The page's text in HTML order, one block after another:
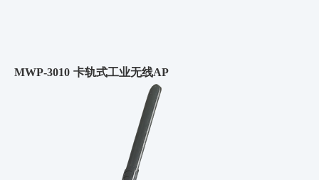
MWP-3010 卡轨式工业无线AP